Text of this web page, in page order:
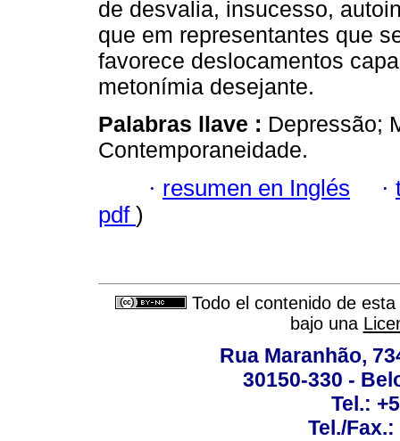
de desvalia, insucesso,
que em representantes que
favorece deslocamentos
metonímia desejante.
Palabras llave : Depressão;
Contemporaneidade.
· resumen en Inglés ·
pdf )
Todo el contenido de
bajo una
Rua Maranhão,
30150-330 -
Tel.:
Tel./Fax.: